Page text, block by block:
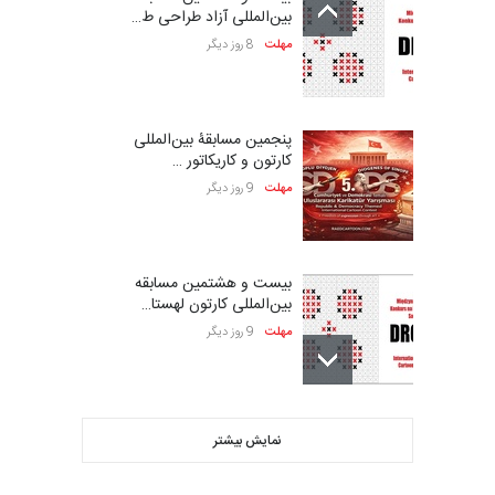
بین‌المللی آزاد طراحی ط…
مهلت 8 روز دیگر
پنجمین مسابقۀ بین‌المللی
کارتون و کاریکاتور …
مهلت 9 روز دیگر
بیست و هشتمین مسابقه
بین‌المللی کارتون لهستا…
مهلت 9 روز دیگر
فراخوان مسابقۀ بین‌المللی
کارتون و تصویرگری،…
نمایش بیشتر